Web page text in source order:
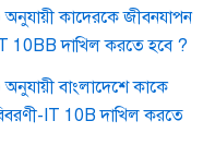
কাদেরকে জীবনযাপন
IT 10BB দাখিল করতে হবে ?
বাংলাদেশে কাকে
IT 10B দাখিল করতে